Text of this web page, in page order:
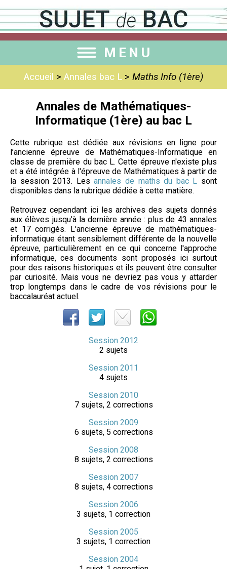
MENU
Accueil > Annales bac L > Maths Info (1ère)
Annales de Mathématiques-
Informatique (1ère) au bac L
Cette rubrique est dédiée aux révisions en ligne pour
l’ancienne épreuve de Mathématiques-Informatique en
classe de première du bac L. Cette épreuve n'existe plus
et a été intégrée à l'épreuve de Mathématiques à partir de
la session 2013. Lesannales de maths du bac L sont
disponibles dans la rubrique dédiée à cette matière.
Retrouvez cependant ici les archives des sujets donnés
aux élèves jusqu’à la dernière année : plus de 43 annales
et 17 corrigés. L'ancienne épreuve de mathématiques-
informatique étant sensiblement différente de la nouvelle
épreuve, particulièrement en ce qui concerne l'approche
informatique, ces documents sont proposés ici surtout
pour des raisons historiques et ils peuvent être consulter
par curiosité. Mais vous ne devriez pas vous y attarder
trop longtemps dans le cadre de vos révisions pour le
baccalauréat actuel.
Session 2012
2 sujets
Session 2011
4 sujets
Session 2010
7 sujets, 2 corrections
Session 2009
6 sujets, 5 corrections
Session 2008
8 sujets, 2 corrections
Session 2007
8 sujets, 4 corrections
Session 2006
3 sujets, 1 correction
Session 2005
3 sujets, 1 correction
Session 2004